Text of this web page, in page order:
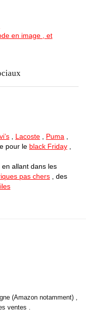
en image , et
Lacoste Puma
pour le black Friday
allant dans les
pas chers , des
(Amazon notamment) ,
ventes .